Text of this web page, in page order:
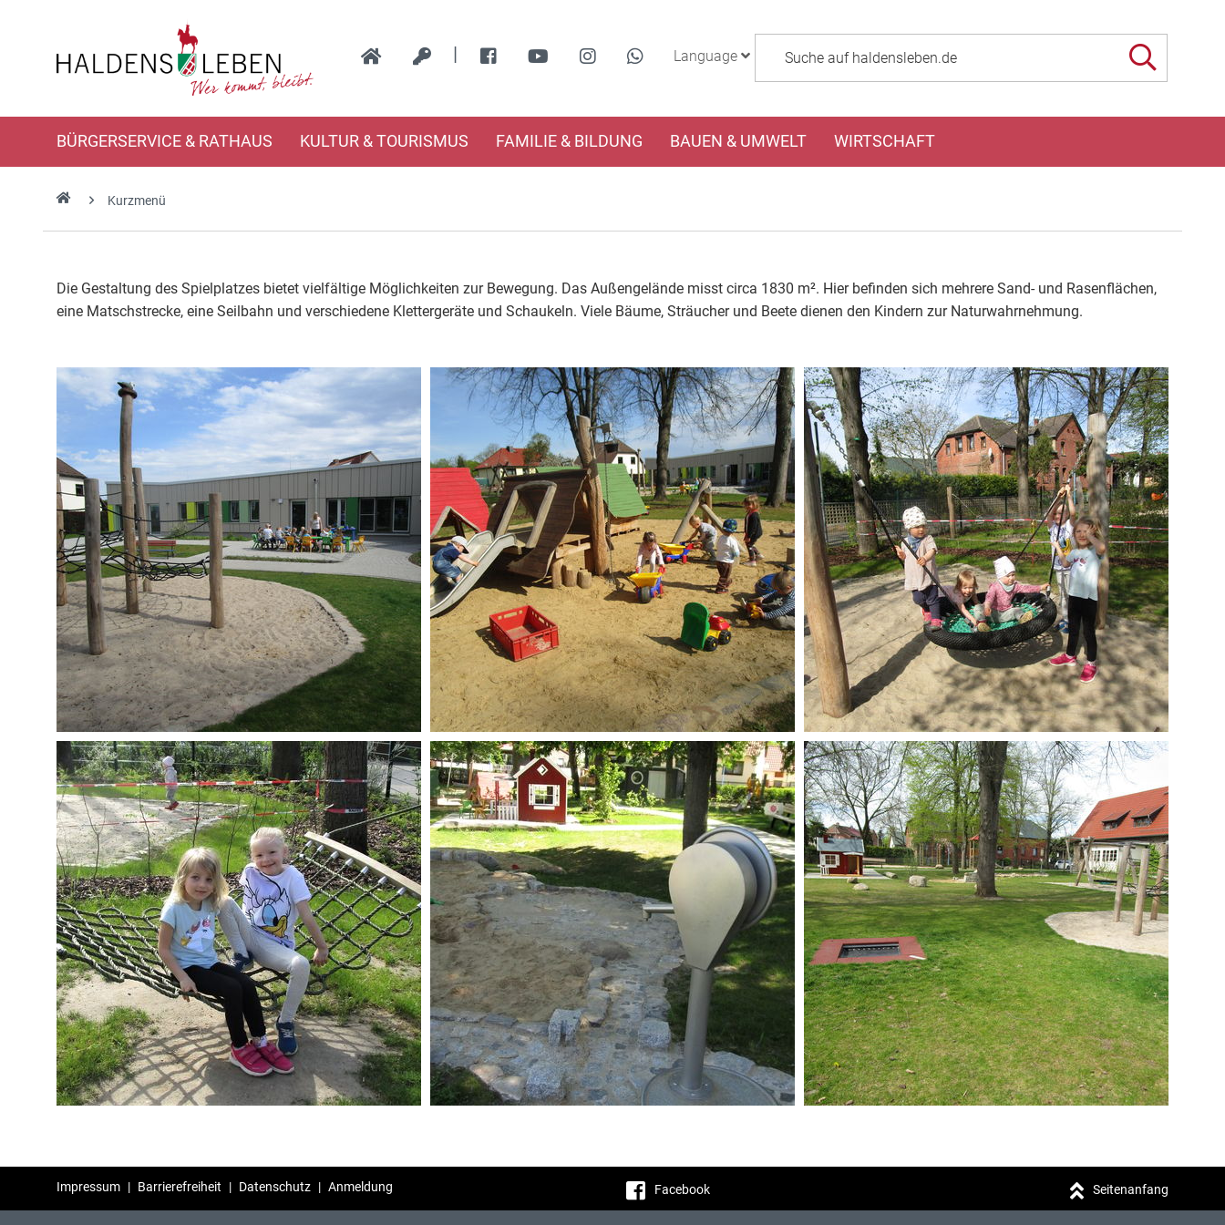
| Language
BÜRGERSERVICE & RATHAUS KULTUR & TOURISMUS FAMILIE & BILDUNG BAUEN & UMWELT WIRTSCHAFT
Kurzmenü
Die Gestaltung des Spielplatzes bietet vielfältige Möglichkeiten zur Bewegung. Das Außengelände misst circa 1830 m². Hier befinden sich mehrere Sand- und Rasenflächen,
eine Matschstrecke, eine Seilbahn und verschiedene Klettergeräte und Schaukeln. Viele Bäume, Sträucher und Beete dienen den Kindern zur Naturwahrnehmung.
Impressum | Barrierefreiheit | Datenschutz | Anmeldung Facebook Seitenanfang